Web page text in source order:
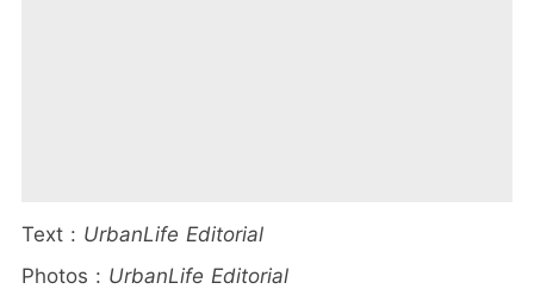
Text : UrbanLife Editorial
Photos : UrbanLife Editorial